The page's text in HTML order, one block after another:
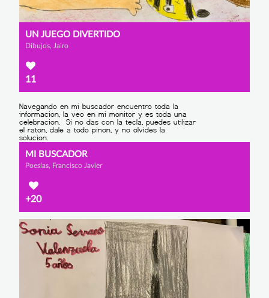
UN JUEGO DIVERTIDO
Dibujos, Jairo
11
MI BUSCADOR
Poesías, Francisco Javier
+20